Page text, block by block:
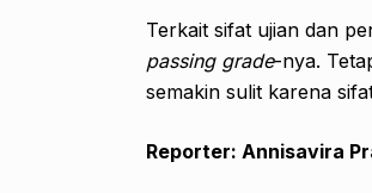
Terkait sifat ujian dan
passing grade-nya.
semakin sulit karena
Reporter: Annisavira